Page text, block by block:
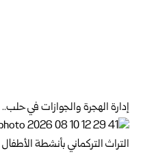
إدارة الهجرة والجوازات في